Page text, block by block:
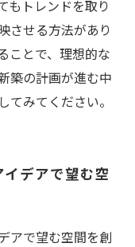
もトレンドを取り
させる方法があり
ことで、理想的な
築の計画が進む中
みてください。
デアで望む空
アで望む空間を創